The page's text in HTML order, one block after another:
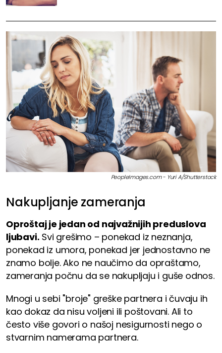
PeopleImages.com - Yuri A/Shutterstock
Nakupljanje zameranja
Oproštaj je jedan od najvažnijih preduslova
ljubavi. Svi grešimo – ponekad iz neznanja,
ponekad iz umora, ponekad jer jednostavno ne
znamo bolje. Ako ne naučimo da opraštamo,
zameranja počnu da se nakupljaju i guše odnos.
Mnogi u sebi "broje" greške partnera i čuvaju ih
kao dokaz da nisu voljeni ili poštovani. Ali to
često više govori o našoj nesigurnosti nego o
stvarnim namerama partnera.